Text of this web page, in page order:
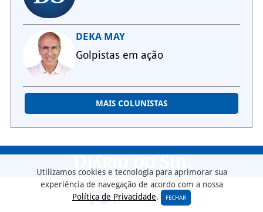
DEKA MAY
Golpistas em ação
MAIS COLUNISTAS
Utilizamos cookies e tecnologia para aprimorar sua
experiência de navegação de acordo com a nossa
Política de Privacidade. FECHAR